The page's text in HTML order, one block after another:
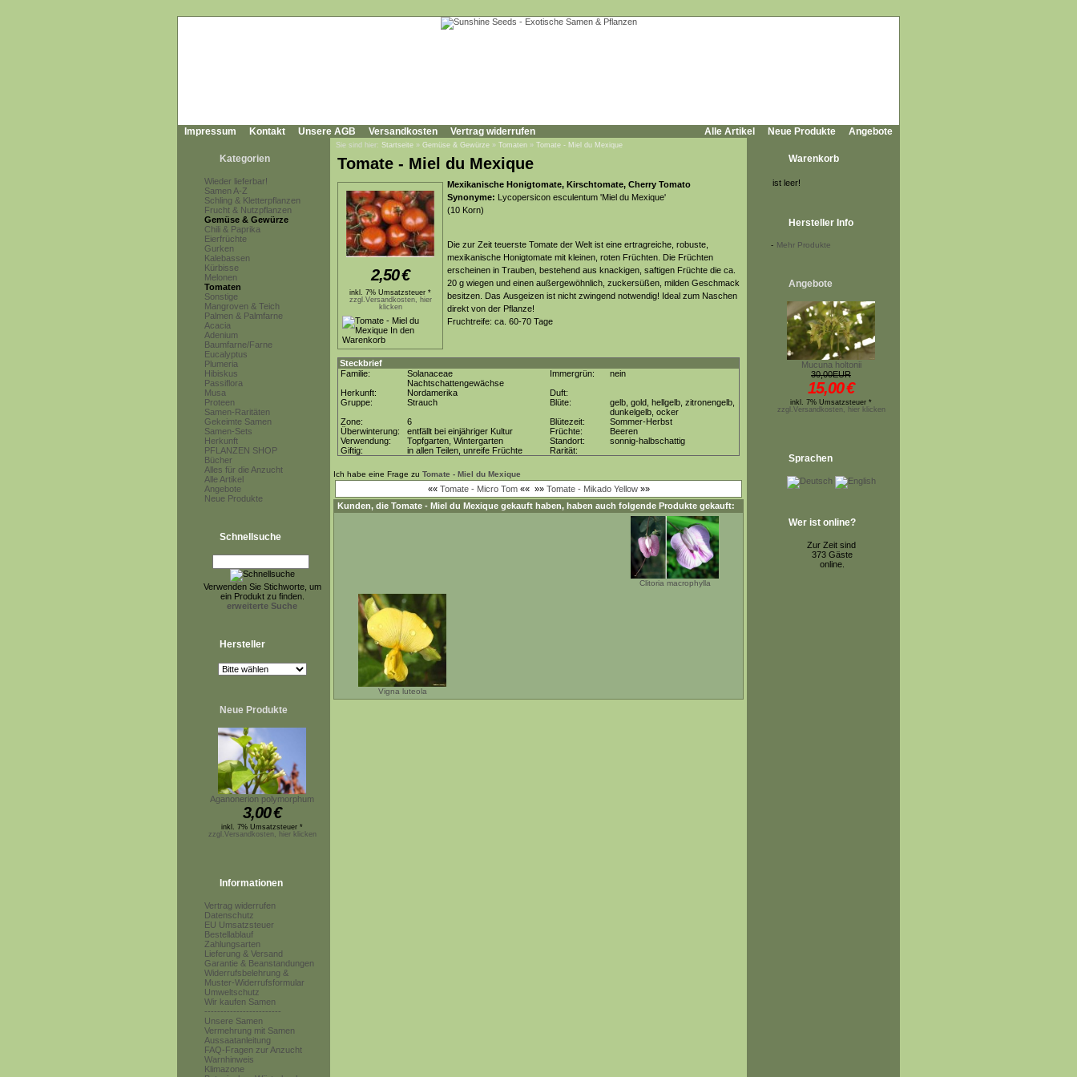
Impressum Kontakt Unsere AGB Versandkosten Vertrag widerrufen Alle Artikel Neue Produkte Angebote
Kategorien
Wieder lieferbar!
Samen A-Z
Schling & Kletterpflanzen
Frucht & Nutzpflanzen
Gemüse & Gewürze
Chili & Paprika
Eierfrüchte
Gurken
Kalebassen
Kürbisse
Melonen
Tomaten
Sonstige
Mangroven & Teich
Palmen & Palmfarne
Acacia
Adenium
Baumfarne/Farne
Eucalyptus
Plumeria
Hibiskus
Passiflora
Musa
Proteen
Samen-Raritäten
Gekeimte Samen
Samen-Sets
Herkunft
PFLANZEN SHOP
Bücher
Alles für die Anzucht
Alle Artikel
Angebote
Neue Produkte
Schnellsuche
Verwenden Sie Stichworte, um
ein Produkt zu finden.
erweiterte Suche
Hersteller
Neue Produkte
Aganonerion polymorphum
3,00€
inkl. 7% Umsatzsteuer *
zzgl.Versandkosten, hier klicken
Informationen
Vertrag widerrufen
Datenschutz
EU Umsatzsteuer
Bestellablauf
Zahlungsarten
Lieferung & Versand
Garantie & Beanstandungen
Widerrufsbelehrung &
Muster-Widerrufsformular
Umweltschutz
Wir kaufen Samen
------------------------
Unsere Samen
Vermehrung mit Samen
Aussaatanleitung
FAQ-Fragen zur Anzucht
Warnhinweis
Klimazone
Sie sind hier: Startseite » Gemüse & Gewürze » Tomaten » Tomate - Miel du Mexique
Tomate - Miel du Mexique
2,50€
inkl. 7% Umsatzsteuer *
zzgl.Versandkosten, hier
klicken
Mexikanische Honigtomate, Kirschtomate, Cherry Tomato
Synonyme: Lycopersicon esculentum 'Miel du Mexique'
(10 Korn)
Die zur Zeit teuerste Tomate der Welt ist eine ertragreiche, robuste,
mexikanische Honigtomate mit kleinen, roten Früchten. Die Früchten
erscheinen in Trauben, bestehend aus knackigen, saftigen Früchte die ca.
20 g wiegen und einen außergewöhnlich, zuckersüßen, milden Geschmack
besitzen. Das Ausgeizen ist nicht zwingend notwendig! Ideal zum Naschen
direkt von der Pflanze!
Fruchtreife: ca. 60-70 Tage
Steckbrief
Familie:
Solanaceae
Nachtschattengewächse
Immergrün:
nein
Herkunft:
Nordamerika
Duft:
Gruppe:
Strauch Blüte:
gelb, gold, hellgelb, zitronengelb,
dunkelgelb, ocker
Zone:
6 Blütezeit:
Sommer-Herbst
Überwinterung:
entfällt bei einjähriger Kultur Früchte:
Beeren
Verwendung:
Topfgarten, Wintergarten Standort:
sonnig-halbschattig
Giftig:
in allen Teilen, unreife Früchte Rarität:
Ich habe eine Frage zu Tomate - Miel du Mexique
«« Tomate - Micro Tom«« »» Tomate - Mikado Yellow»»
Kunden, die Tomate - Miel du Mexique gekauft haben, haben auch folgende Produkte gekauft:
Clitoria macrophylla
Vigna luteola
Warenkorb
ist leer!
Hersteller Info
- Mehr Produkte
Angebote
Mucuna holtonii
30,00EUR
15,00€
inkl. 7% Umsatzsteuer *
zzgl.Versandkosten, hier klicken
Sprachen
Wer ist online?
Zur Zeit sind
373 Gäste
online.